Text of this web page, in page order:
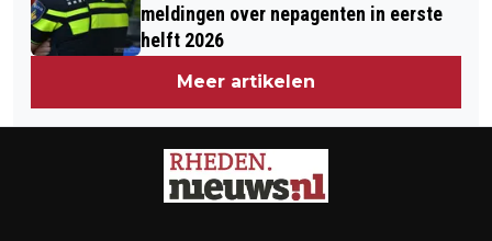
meldingen over nepagenten in eerste
helft 2026
Meer artikelen